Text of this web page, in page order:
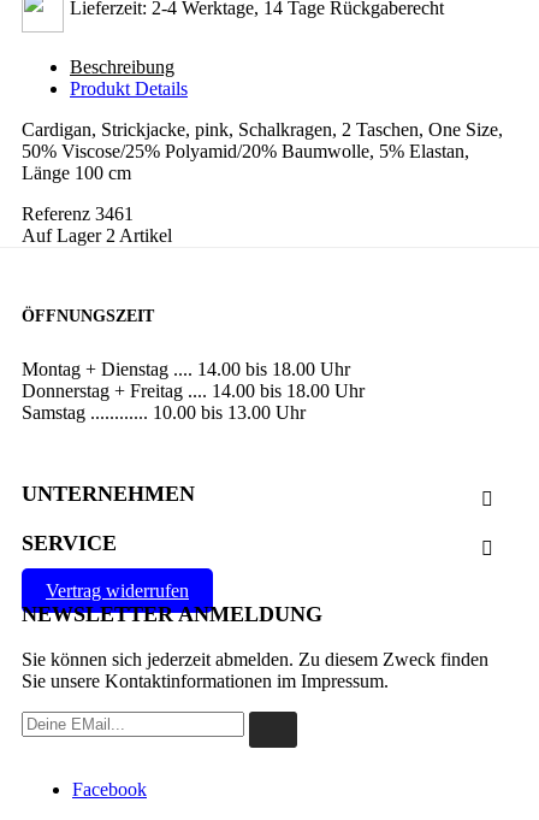
Lieferzeit: 2-4 Werktage, 14 Tage Rückgaberecht
Beschreibung
Produkt Details
Cardigan, Strickjacke, pink, Schalkragen, 2 Taschen, One Size,
50% Viscose/25% Polyamid/20% Baumwolle, 5% Elastan,
Länge 100 cm
Referenz 3461
Auf Lager 2 Artikel
ÖFFNUNGSZEIT
Montag + Dienstag .... 14.00 bis 18.00 Uhr
Donnerstag + Freitag .... 14.00 bis 18.00 Uhr
Samstag ............ 10.00 bis 13.00 Uhr
UNTERNEHMEN 
SERVICE 
Vertrag widerrufen
NEWSLETTER ANMELDUNG
Sie können sich jederzeit abmelden. Zu diesem Zweck finden
Sie unsere Kontaktinformationen im Impressum.
Facebook